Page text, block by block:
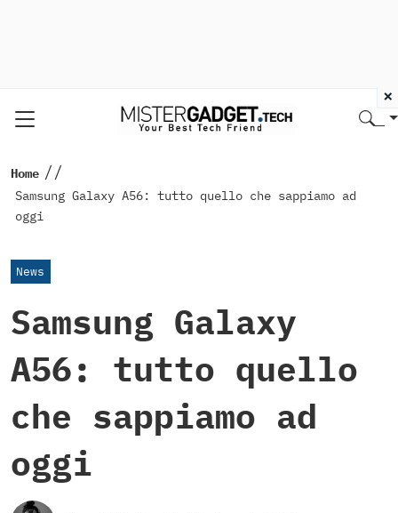
Home //
Samsung Galaxy A56: tutto quello che sappiamo ad
oggi
News
Samsung Galaxy
A56: tutto quello
che sappiamo ad
oggi
×